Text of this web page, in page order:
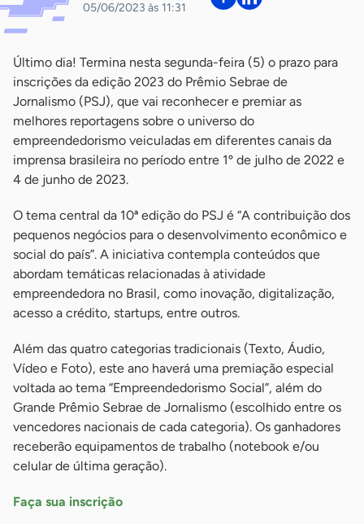
05/06/2023 às 11:31
Último dia! Termina nesta segunda-feira (5) o prazo para
inscrições da edição 2023 do Prêmio Sebrae de
Jornalismo (PSJ), que vai reconhecer e premiar as
melhores reportagens sobre o universo do
empreendedorismo veiculadas em diferentes canais da
imprensa brasileira no período entre 1º de julho de 2022 e
4 de junho de 2023.
O tema central da 10ª edição do PSJ é “A contribuição dos
pequenos negócios para o desenvolvimento econômico e
social do país”. A iniciativa contempla conteúdos que
abordam temáticas relacionadas à atividade
empreendedora no Brasil, como inovação, digitalização,
acesso a crédito, startups, entre outros.
Além das quatro categorias tradicionais (Texto, Áudio,
Vídeo e Foto), este ano haverá uma premiação especial
voltada ao tema “Empreendedorismo Social”, além do
Grande Prêmio Sebrae de Jornalismo (escolhido entre os
vencedores nacionais de cada categoria). Os ganhadores
receberão equipamentos de trabalho (notebook e/ou
celular de última geração).
Faça sua inscrição